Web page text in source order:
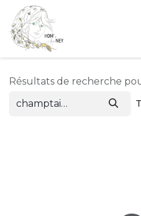
Se rendre au contenu
Résultats de recherche